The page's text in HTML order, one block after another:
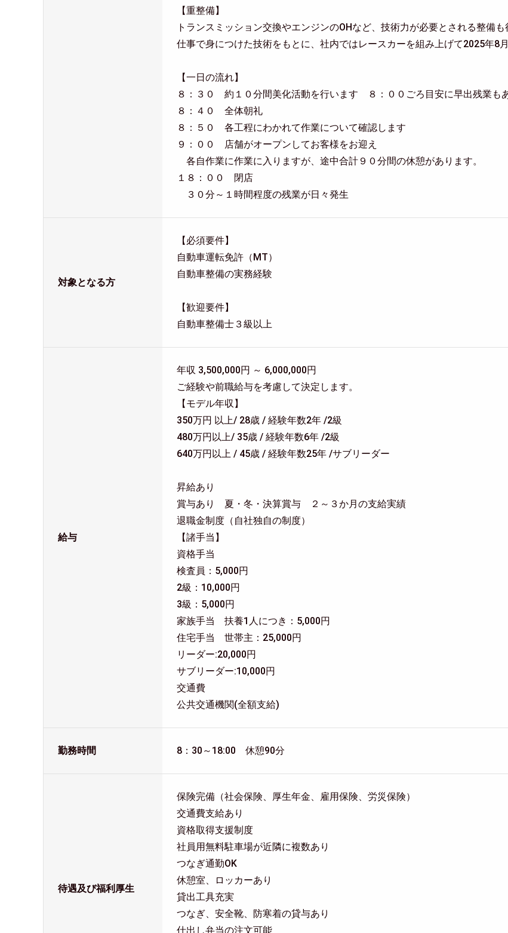
【重整備】
トランスミッション交換やエンジンのOHなど、技術力が必要とされる整備も
仕事で身につけた技術をもとに、社内ではレースカーを組み上げて2025年8
【一日の流れ】
８：３０ 約１０分間美化活動を行います ８：００ごろ目安に早出残業もあ
８：４０ 全体朝礼
８：５０ 各工程にわかれて作業について確認します
９：００ 店舗がオープンしてお客様をお迎え
各自作業に作業に入りますが、途中合計９０分間の休憩があります。
１８：００ 閉店
３０分～１時間程度の残業が日々発生
対象となる方
【必須要件】
自動車運転免許（MT）
自動車整備の実務経験
【歓迎要件】
自動車整備士３級以上
給与
年収 3,500,000円 ～ 6,000,000円
ご経験や前職給与を考慮して決定します。
【モデル年収】
350万円 以上/ 28歳 / 経験年数2年 /2級
480万円以上/ 35歳 / 経験年数6年 /2級
640万円以上 / 45歳 / 経験年数25年 /サブリーダー
昇給あり
賞与あり 夏・冬・決算賞与 ２～３か月の支給実績
退職金制度（自社独自の制度）
【諸手当】
資格手当
検査員：5,000円
2級：10,000円
3級：5,000円
家族手当 扶養1人につき：5,000円
住宅手当 世帯主：25,000円
リーダー:20,000円
サブリーダー:10,000円
交通費
公共交通機関(全額支給)
勤務時間 8：30～18:00 休憩90分
待遇及び福利厚生
保険完備（社会保険、厚生年金、雇用保険、労災保険）
交通費支給あり
資格取得支援制度
社員用無料駐車場が近隣に複数あり
つなぎ通勤OK
休憩室、ロッカーあり
貸出工具充実
つなぎ、安全靴、防寒着の貸与あり
仕出し弁当の注文可能